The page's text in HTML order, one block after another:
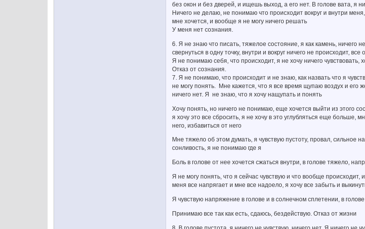
без окон и без дверей, и ищешь выход, а его нет. В голове вата, я
Ничего не делаю, не понимаю что происходит вокруг и внутри
мне хочется, и вообще я не могу ничего решать
У меня нет сознания.
6. Я не знаю что писать, тяжелое состояние, я как камень, ничего
свернуться в одну точку, внутри и вокруг ничего не происходит,
Я не понимаю себя, что происходит, я не хочу ничего чувствовать,
Отказ от сознания.
7. Я не понимаю, что происходит и не знаю, как назвать что я
не могу понять. Мне кажется, что я все время щупаю воздух и его
ничего нет. Я не знаю, что я хочу нащупать и понять
Хочу понять, но ничего не понимаю, еще хочется выйти из этого
я хочу это все сбросить, я не хочу в это углубляться еще больше,
него, избавиться от него
Мне тяжело об этом думать, я чувствую пустоту, провал, сильное
сонливость, я не понимаю где я
Боль в голове от нее хочется сжаться внутри, в голове тяжело,
Я не могу понять, что я сейчас чувствую и что вообще происходит,
меня все напрягает и мне все надоело, я хочу все забыть и
Я чувствую напряжение в голове и в солнечном сплетении, в
Принимаю все так как есть, сдаюсь, бездействую. Отказ от жизни